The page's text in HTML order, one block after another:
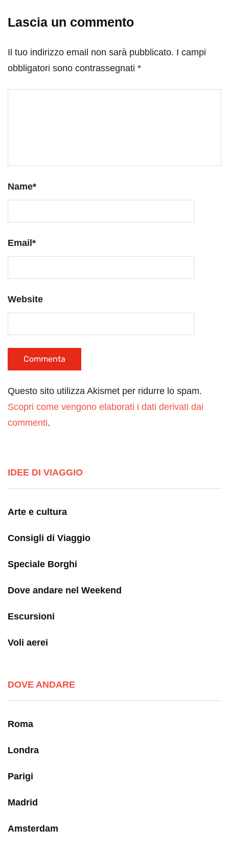
Lascia un commento
Il tuo indirizzo email non sarà pubblicato. I campi
obbligatori sono contrassegnati *
Name*
Email*
Website
Questo sito utilizza Akismet per ridurre lo spam.
Scopri come vengono elaborati i dati derivati dai
commenti.
IDEE DI VIAGGIO
Arte e cultura
Consigli di Viaggio
Speciale Borghi
Dove andare nel Weekend
Escursioni
Voli aerei
DOVE ANDARE
Roma
Londra
Parigi
Madrid
Amsterdam